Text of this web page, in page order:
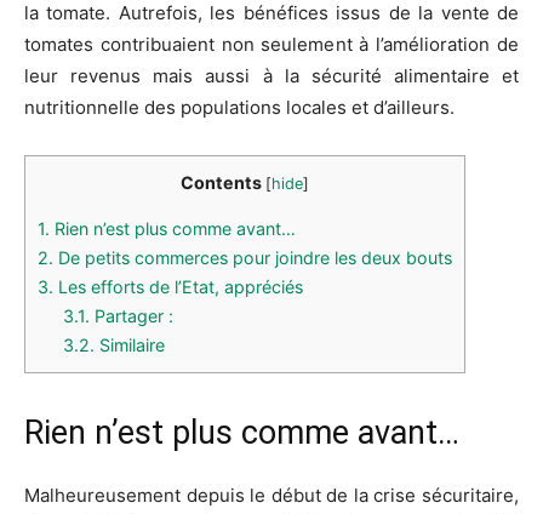
la tomate. Autrefois, les bénéfices issus de la vente de
tomates contribuaient non seulement à l’amélioration de
leur revenus mais aussi à la sécurité alimentaire et
nutritionnelle des populations locales et d’ailleurs.
Contents [hide]
1. Rien n’est plus comme avant…
2. De petits commerces pour joindre les deux bouts
3. Les efforts de l’Etat, appréciés
3.1. Partager :
3.2. Similaire
Rien n’est plus comme avant…
Malheureusement depuis le début de la crise sécuritaire,